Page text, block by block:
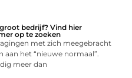
bedrijf? Vind hier
op te zoeken
met zich meegebracht
aan het “nieuwe normaal”.
meer dan